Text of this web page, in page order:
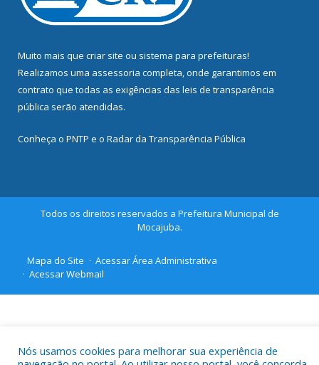
Muito mais que criar site ou sistema para prefeituras!
Realizamos uma assessoria completa, onde garantimos em
contrato que todas as exigências das leis de transparência
pública serão atendidas.
Conheça o PNTP e o Radar da Transparência Pública
Todos os direitos reservados a Prefeitura Municipal de
Mocajuba.
Mapa do Site
Acessar Área Administrativa
Acessar Webmail
Nós usamos cookies para melhorar sua experiência de